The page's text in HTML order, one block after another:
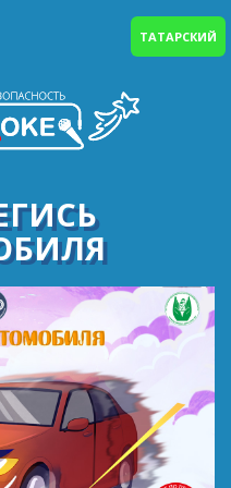
ТАТАРСКИЙ
миль.
плавные.
он,
закон,
строго